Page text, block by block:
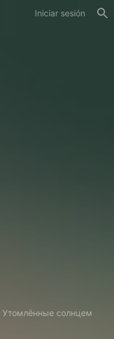
Iniciar sesión
Утомлённые солнцем